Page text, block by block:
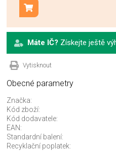
Přidat do košíku
Máte IČ? Získejte ještě
Vytisknout
Obecné parametry
Značka:
Kód zboží:
Kód dodavatele:
EAN:
Standardní balení:
Recyklační poplatek: